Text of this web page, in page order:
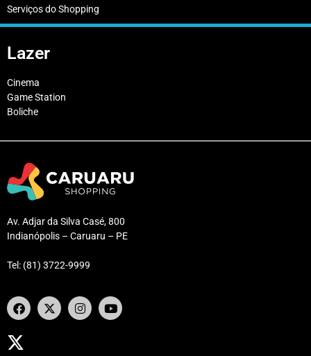
Serviços do Shopping
Lazer
Cinema
Game Station
Boliche
Av. Adjar da Silva Casé, 800
Indianópolis – Caruaru – PE
Tel: (81) 3722-9999